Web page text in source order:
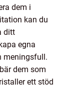
dem i
kan du
ditt
egna
meningsfull.
dem som
ett stöd